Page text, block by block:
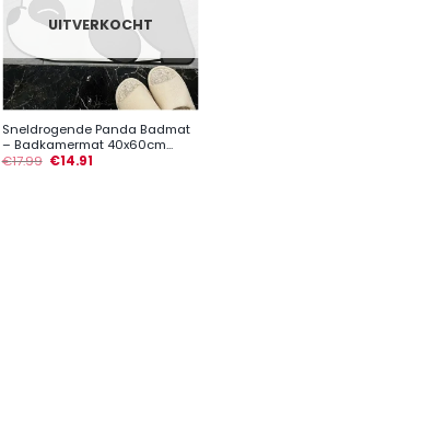
+
UITVERKOCHT
Sneldrogende Panda Badmat
– Badkamermat 40x60cm...
€17.99 €14.91